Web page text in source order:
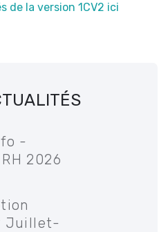
de la version 1CV2 ici
-
2026
Juillet-